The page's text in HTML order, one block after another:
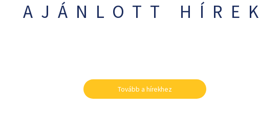
AJÁNLOTT HÍREK
Tovább a hírekhez